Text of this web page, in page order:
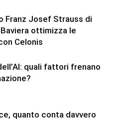
Franz Josef Strauss di
ottimizza le
Celonis
quali fattori frenano
quanto conta davvero